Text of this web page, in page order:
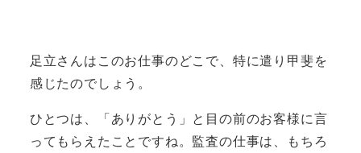
足立さんはこのお仕事のどこで、特に遣り甲斐を
感じたのでしょう。
ひとつは、「ありがとう」と目の前のお客様に言
ってもらえたことですね。監査の仕事は、もちろ